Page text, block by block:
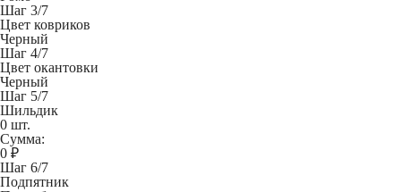
Шаг 3/7
Цвет ковриков
Черный
Шаг 4/7
Цвет окантовки
Черный
Шаг 5/7
Шильдик
0 шт.
Сумма:
0 ₽
Шаг 6/7
Подпятник